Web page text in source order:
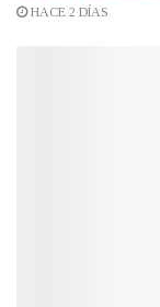
HACE 2 DÍAS